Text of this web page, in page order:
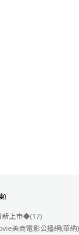
上市◆(17)
美商電影公播網(華納)